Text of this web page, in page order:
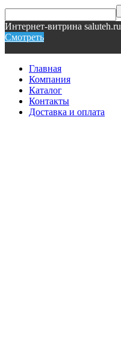
Интернет-витрина saluteh.ru
Смотреть
Главная
Компания
Каталог
Контакты
Доставка и оплата